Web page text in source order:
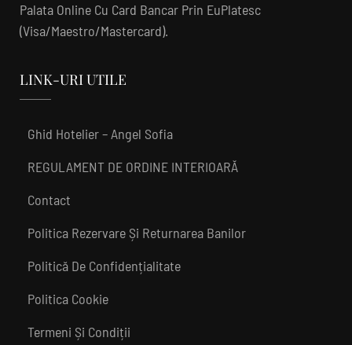
Palata Online Cu Card Bancar Prin EuPlatesc
(Visa/Maestro/Mastercard).
LINK-URI UTILE
Ghid Hotelier – Angel Sofia
REGULAMENT DE ORDINE INTERIOARĂ
Contact
Politica Rezervare Și Returnarea Banilor
Politică De Confidențialitate
Politica Cookie
Termeni Și Condiții